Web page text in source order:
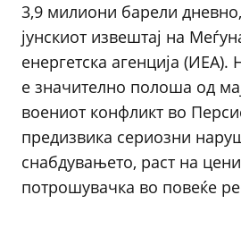
3,9 милиони барели
јунскиот извештај на
енергетска агенција (ИЕА).
е значително полоша од
воениот конфликт во
предизвика сериозни
снабдувањето, раст на
потрошувачка во повеќе